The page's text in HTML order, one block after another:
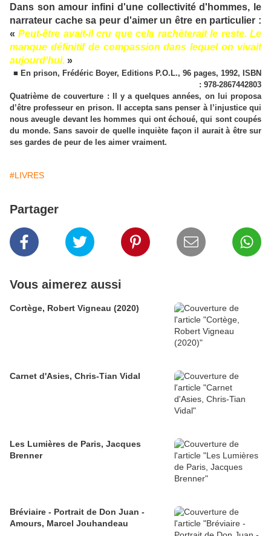
Dans son amour infini d'une collectivité d'hommes, le
narrateur cache sa peur d'aimer un être en particulier :
«Peut-être avait-il cru que cela rachèterait le reste. Le
manque définitif de compassion dans lequel on vivait
aujourd'hui. »
■ En prison, Frédéric Boyer, Editions P.O.L., 96 pages, 1992, ISBN
: 978-2867442803
Quatrième de couverture : Il y a quelques années, on lui proposa
d’être professeur en prison. Il accepta sans penser à l’injustice qui
nous aveugle devant les hommes qui ont échoué, qui sont coupés
du monde. Sans savoir de quelle inquiète façon il aurait à être sur
ses gardes de peur de les aimer vraiment.
#LIVRES
Partager
Vous aimerez aussi
Cortège, Robert Vigneau (2020)
Carnet d'Asies, Chris-Tian Vidal
Les Lumières de Paris, Jacques
Brenner
Bréviaire - Portrait de Don Juan -
Amours, Marcel Jouhandeau